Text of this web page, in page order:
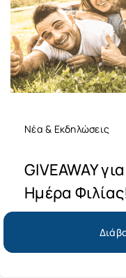
Νέα & Εκδηλώσεις
GIVEAWAY
Ημέρα